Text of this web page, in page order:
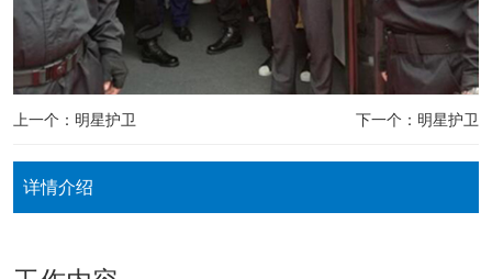
上一个：明星护卫 下一个：明星护卫
详情介绍